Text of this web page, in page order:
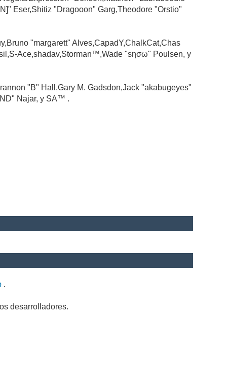
Eser,Shitiz "Dragooon" Garg,Theodore "Orstio"
"margarett" Alves,CapadY,ChalkCat,Chas
Ace,shadav,Storman™,Wade "sησω" Poulsen, y
"B" Hall,Gary M. Gadsdon,Jack "akabugeyes"
Najar, y SA™ .
.
desarrolladores.